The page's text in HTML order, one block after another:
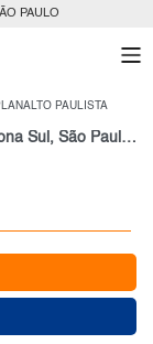
PAULO
PAULISTA
Apartamentos à Venda no Planalto Paulista, Zona Sul, São Paulo, SP